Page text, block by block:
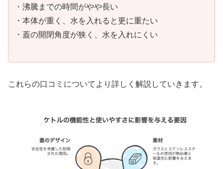
・沸騰までの時間がやや長い
・本体が重く、水を入れると更に重たい
・蓋の開閉角度が狭く、水を入れにくい
これらの口コミについてより詳しく解説していきます。